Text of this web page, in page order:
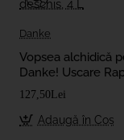
Danke
Vopsea alchidică
Danke! Uscare
L
127,50Lei
Adaugă în Coş